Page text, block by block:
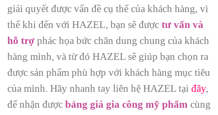
giải quyết được vấn đề cụ thể của khách hàng, vì
thế khi đến với HAZEL, bạn sẽ được tư vấn và
hỗ trợ phác họa bức chân dung chung của khách
hàng mình, và từ đó HAZEL sẽ giúp bạn chọn ra
được sản phẩm phù hợp với khách hàng mục tiêu
của mình. Hãy nhanh tay liên hệ HAZEL tại đây,
để nhận được bảng giá gia công mỹ phẩm cùng